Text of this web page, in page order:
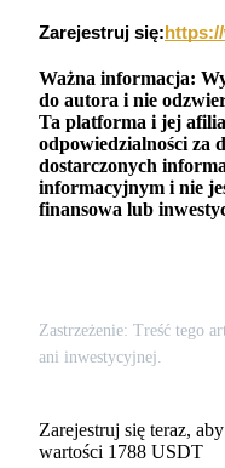
nagród
Zarejestruj się:
Ważna informacja:
do autora i nie
Ta platforma i jej
odpowiedzialności za
dostarczonych
informacyjnym i nie
finansowa lub
Zastrzeżenie: Treść tego
ani inwestycyjnej.
Zarejestruj się teraz,
wartości 1788 USDT